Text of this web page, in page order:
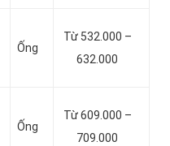
Ống
Từ 532.000 –
632.000
Ống
Từ 609.000 –
709.000